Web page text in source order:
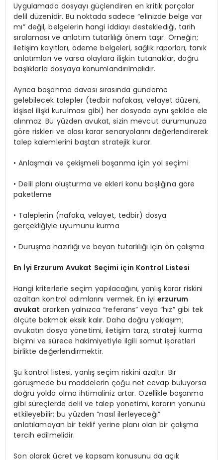
Uygulamada dosyayı güçlendiren en kritik parçalar
delil düzenidir. Bu noktada sadece “elinizde belge var
mı” değil, belgelerin hangi iddiayı desteklediği, tarih
sıralaması ve anlatım tutarlılığı önem taşır. Örneğin;
iletişim kayıtları, ödeme belgeleri, sağlık raporları, tanık
anlatımları ve varsa olaylara ilişkin tutanaklar, doğru
başlıklarla dosyaya konumlandırılmalıdır.
Ayrıca boşanma davası sırasında gündeme
gelebilecek talepler (tedbir nafakası, velayet düzeni,
kişisel ilişki kurulması gibi) her dosyada aynı şekilde ele
alınmaz. Bu yüzden avukat, sizin mevcut durumunuza
göre riskleri ve olası karar senaryolarını değerlendirerek
talep kalemlerini baştan stratejik kurar.
• Anlaşmalı ve çekişmeli boşanma için yol seçimi
• Delil planı oluşturma ve ekleri konu başlığına göre
paketleme
• Taleplerin (nafaka, velayet, tedbir) dosya
gerçekliğiyle uyumunu kurma
• Duruşma hazırlığı ve beyan tutarlılığı için ön çalışma
En İyi Erzurum Avukat Seçimi için Kontrol Listesi
Hangi kriterlerle seçim yapılacağını, yanlış karar riskini
azaltan kontrol adımlarını vermek. En iyierzurum
avukat ararken yalnızca “referans” veya “hız” gibi tek
ölçüte bakmak eksik kalır. Daha doğru yaklaşım;
avukatın dosya yönetimi, iletişim tarzı, strateji kurma
biçimi ve sürece hakimiyetiyle ilgili somut işaretleri
birlikte değerlendirmektir.
Şu kontrol listesi, yanlış seçim riskini azaltır. Bir
görüşmede bu maddelerin çoğu net cevap buluyorsa
doğru yolda olma ihtimaliniz artar. Özellikle boşanma
gibi süreçlerde delil ve talep yönetimi, kararın yönünü
etkileyebilir; bu yüzden “nasıl ilerleyeceği”
anlatılamayan bir teklif yerine planı olan bir çalışma
tercih edilmelidir.
Son olarak ücret ve kapsam konusunu da açık